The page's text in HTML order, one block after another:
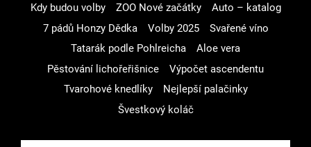
Kdy budou volby
ZOO Nové začátky
Auto – katalog
7 pádů Honzy Dědka
Volby 2025
Svařené víno
Tatarák podle Pohlreicha
Aloe vera
Pěstování lichořeřišnice
Výpočet ascendentu
Tvarohové knedlíky
Nejlepší palačinky
Švestkový koláč